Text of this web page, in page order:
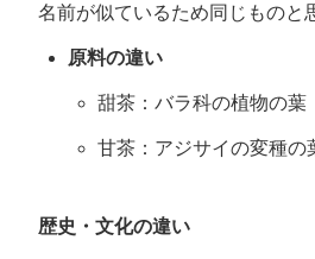
名前が似ているため同じものと
原料の違い
甜茶：バラ科の植物の葉
甘茶：アジサイの変種の
歴史・文化の違い